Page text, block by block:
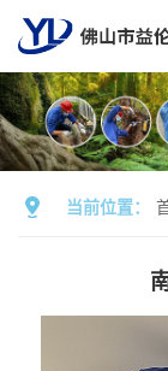
当前位置：